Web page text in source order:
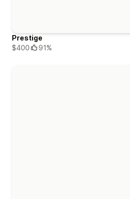
Prestige
$400
91%